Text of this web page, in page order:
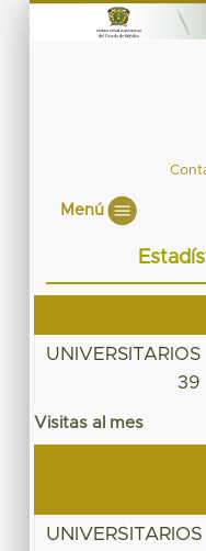
Menú
UNIVERSITARIOS
39
Visitas al mes
UNIVERSITARIOS